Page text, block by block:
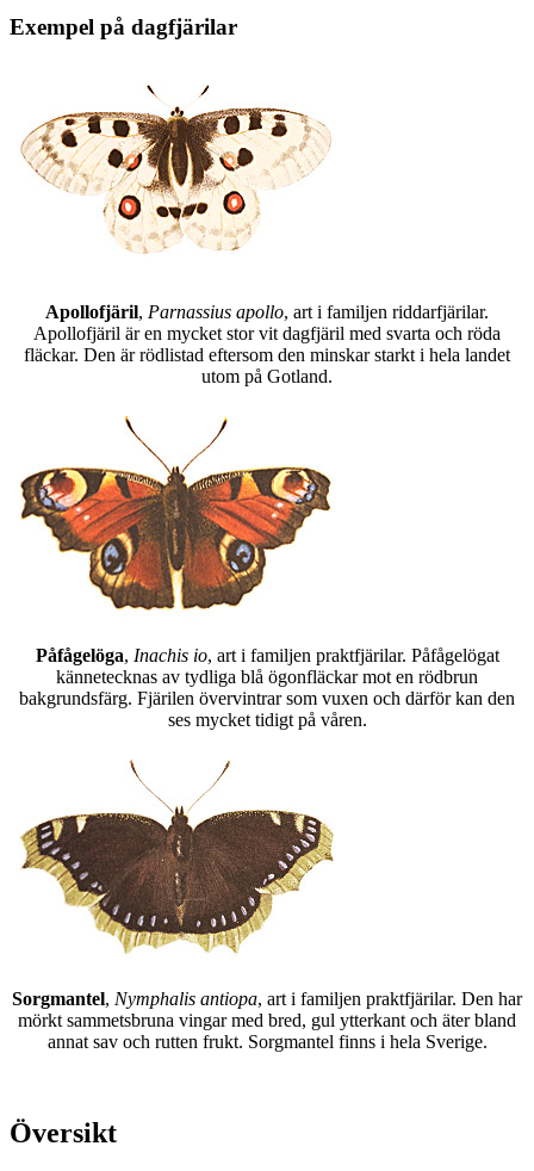
Exempel på dagfjärilar
Apollofjäril, Parnassius apollo, art i familjen riddarfjärilar.
Apollofjäril är en mycket stor vit dagfjäril med svarta och röda
fläckar. Den är rödlistad eftersom den minskar starkt i hela landet
utom på Gotland.
Påfågelöga, Inachis io, art i familjen praktfjärilar. Påfågelögat
kännetecknas av tydliga blå ögonfläckar mot en rödbrun
bakgrundsfärg. Fjärilen övervintrar som vuxen och därför kan den
ses mycket tidigt på våren.
Sorgmantel, Nymphalis antiopa, art i familjen praktfjärilar. Den har
mörkt sammetsbruna vingar med bred, gul ytterkant och äter bland
annat sav och rutten frukt. Sorgmantel finns i hela Sverige.
Översikt